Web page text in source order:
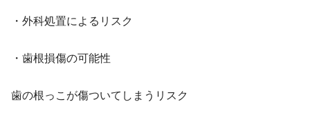
・外科処置によるリスク
・歯根損傷の可能性
歯の根っこが傷ついてしまうリスク